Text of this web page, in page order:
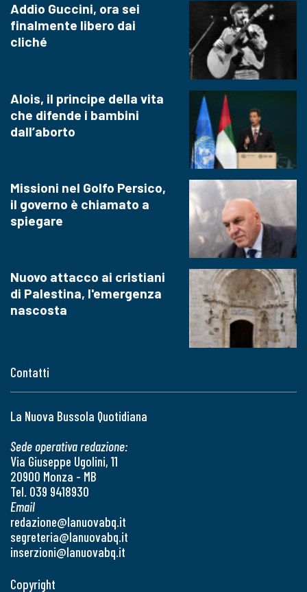
Contatti
La Nuova Bussola Quotidiana
Sede operativa redazione:
Via Giuseppe Ugolini, 11
20900 Monza - MB
Tel. 039 9418930
Email
redazione@lanuovabq.it
segreteria@lanuovabq.it
inserzioni@lanuovabq.it
Addio Guccini, ora sei
finalmente libero dai
cliché
Alois, il principe della vita
che difende i bambini
dall’aborto
Missioni nel Golfo Persico,
il governo è chiamato a
spiegare
Nuovo attacco ai cristiani
di Palestina, l'emergenza
nascosta
Copyright